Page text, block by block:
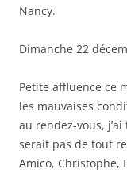
Nancy.
Dimanche 22
Petite affluence ce
les mauvaises
au rendez-vous,
serait pas de tout
Amico, Christophe,